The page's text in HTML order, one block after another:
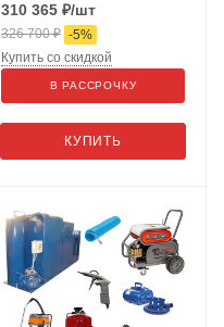
310 365 ₽/шт
326 700₽ -5%
КУПИТЬ
Купить со скидкой
В РАССРОЧКУ